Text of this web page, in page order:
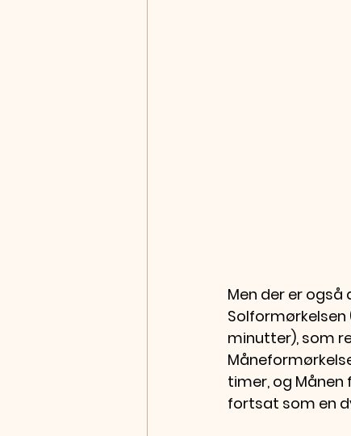
Men der er også
Solformørkelsen
minutter), som
timer, og Månen
fortsat som en